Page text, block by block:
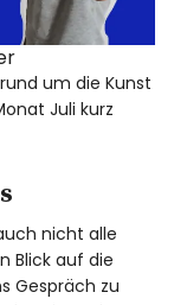
um die Kunst
Juli kurz
nicht alle
Blick auf die
Gespräch zu